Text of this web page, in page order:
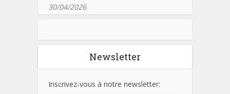
30/04/2026
Newsletter
Inscrivez-vous à notre newsletter: